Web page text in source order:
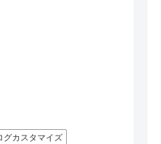
グカスタマイズ